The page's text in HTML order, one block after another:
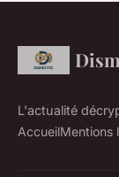
L'actualité
AccueilMentions